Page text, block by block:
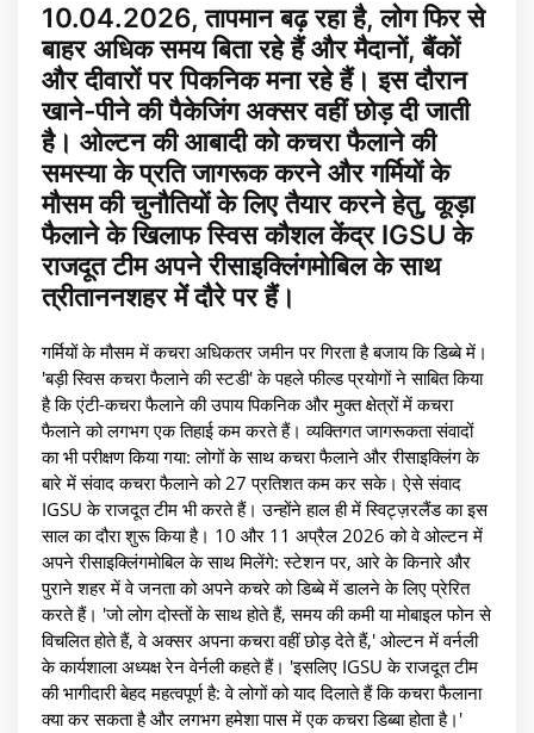
10.04.2026, तापमान बढ़ रहा है, लोग फिर से
बाहर अधिक समय बिता रहे हैं और मैदानों, बैंकों
और दीवारों पर पिकनिक मना रहे हैं। इस दौरान
खाने-पीने की पैकेजिंग अक्सर वहीं छोड़ दी जाती
है। ओल्टन की आबादी को कचरा फैलाने की
समस्या के प्रति जागरूक करने और गर्मियों के
मौसम की चुनौतियों के लिए तैयार करने हेतु, कूड़ा
फैलाने के खिलाफ स्विस कौशल केंद्र IGSU के
राजदूत टीम अपने रीसाइक्लिंगमोबिल के साथ
त्रीताननशहर में दौरे पर हैं।
गर्मियों के मौसम में कचरा अधिकतर जमीन पर गिरता है बजाय कि डिब्बे में।
'बड़ी स्विस कचरा फैलाने की स्टडी' के पहले फील्ड प्रयोगों ने साबित किया
है कि एंटी-कचरा फैलाने की उपाय पिकनिक और मुक्त क्षेत्रों में कचरा
फैलाने को लगभग एक तिहाई कम करते हैं। व्यक्तिगत जागरूकता संवादों
का भी परीक्षण किया गया: लोगों के साथ कचरा फैलाने और रीसाइक्लिंग के
बारे में संवाद कचरा फैलाने को 27 प्रतिशत कम कर सके। ऐसे संवाद
IGSU के राजदूत टीम भी करते हैं। उन्होंने हाल ही में स्विट्ज़रलैंड का इस
साल का दौरा शुरू किया है। 10 और 11 अप्रैल 2026 को वे ओल्टन में
अपने रीसाइक्लिंगमोबिल के साथ मिलेंगे: स्टेशन पर, आरे के किनारे और
पुराने शहर में वे जनता को अपने कचरे को डिब्बे में डालने के लिए प्रेरित
करते हैं। 'जो लोग दोस्तों के साथ होते हैं, समय की कमी या मोबाइल फोन से
विचलित होते हैं, वे अक्सर अपना कचरा वहीं छोड़ देते हैं,' ओल्टन में वर्नली
के कार्यशाला अध्यक्ष रेन वेर्नली कहते हैं। 'इसलिए IGSU के राजदूत टीम
की भागीदारी बेहद महत्वपूर्ण है: वे लोगों को याद दिलाते हैं कि कचरा फैलाना
क्या कर सकता है और लगभग हमेशा पास में एक कचरा डिब्बा होता है।'